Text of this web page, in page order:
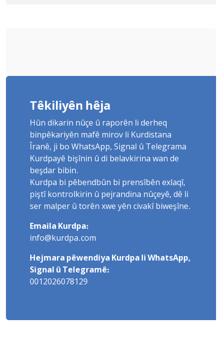
Têkiliyên hêja
Hûn dikarin nûçe û raporên li derheq
binpêkariyên mafê mirov li Kurdistana
Îranê, ji bo WhatsApp, Signal û Telegrama
Kurdpayê bişînin û di belavkirina wan de
beşdar bibin.
Kurdpa bi pêbendbûn bi prensîbên exlaqî,
piştî kontrolkirin û pejrandina nûçeyê, dê li
ser malper û torên xwe yên civakî biweşîne.
Emaila Kurdpa:
info@kurdpa.com
Hejmara pêwendiya Kurdpa li WhatsApp,
Signal û Telegramê:
0012026078129